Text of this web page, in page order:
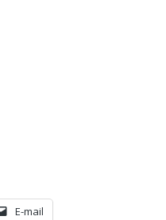
E-mail